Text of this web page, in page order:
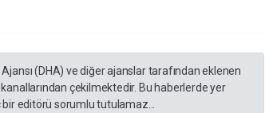
(DHA) ve diğer ajanslar tarafından eklenen
çekilmektedir. Bu haberlerde yer
editörü sorumlu tutulamaz...